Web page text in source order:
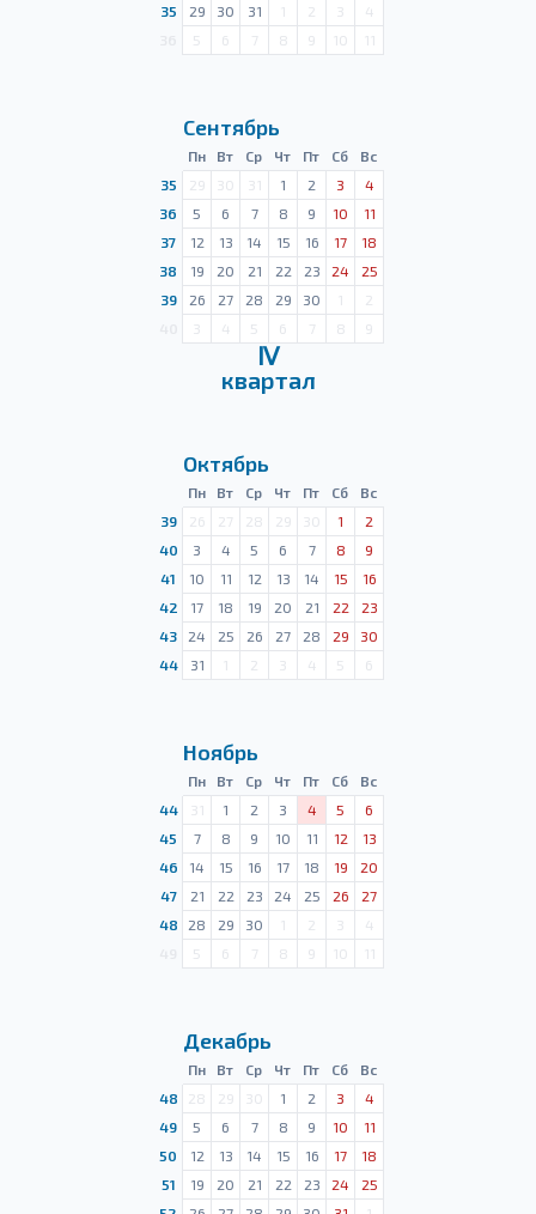
35
29 30 31 1 2 3
4
5 6 7 8 9 10 11
Сентябрь
Пн Вт Ср Чт Пт Сб
Вс
35
29 30 31 1 2 3
4
36
5 6 7 8 9 10
11
37
12 13 14 15 16 17
18
38
19 20 21 22 23 24
25
39
26 27 28 29 30 1
2
3 4 5 6 7 8 9
Ⅳ
квартал
Октябрь
Пн Вт Ср Чт Пт Сб
Вс
39
26 27 28 29 30 1
2
40
3 4 5 6 7 8
9
41
10 11 12 13 14 15
16
42
17 18 19 20 21 22
23
43
24 25 26 27 28 29
30
44
31 1 2 3 4 5 6
Ноябрь
Пн Вт Ср Чт Пт Сб
Вс
44
31 1 2 3 4 5
6
45
7 8 9 10 11 12
13
46
14 15 16 17 18 19
20
47
21 22 23 24 25 26
27
48
28 29 30 1 2 3
4
5 6 7 8 9 10 11
Декабрь
Пн Вт Ср Чт Пт Сб
Вс
48
28 29 30 1 2 3
4
49
5 6 7 8 9 10
11
50
12 13 14 15 16 17
18
51
19 20 21 22 23 24
25